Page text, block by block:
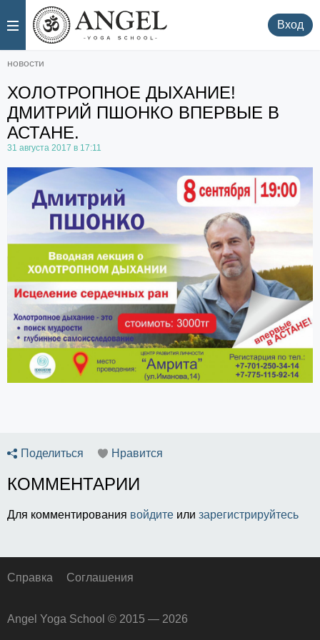
. Вход
новости
ХОЛОТРОПНОЕ ДЫХАНИЕ!
ДМИТРИЙ ПШОНКО ВПЕРВЫЕ В
АСТАНЕ.
31 августа 2017 в 17:11
Поделиться Нравится
КОММЕНТАРИИ
Для комментирования войдите или зарегистрируйтесь
Справка Соглашения
Angel Yoga School © 2015 — 2026